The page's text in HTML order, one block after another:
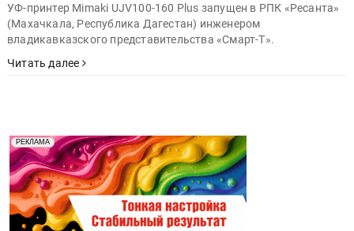
УФ-принтер Mimaki UJV100-160 Plus запущен в РПК «Ресанта»
(Махачкала, Республика Дагестан) инженером
владикавказского представительства «Смарт-Т».
Читать далее
РЕКЛАМА
Реклама. Рекламодатель ООО "Передовые Системы
Печати" erid: 2SDnjd2d4Qz